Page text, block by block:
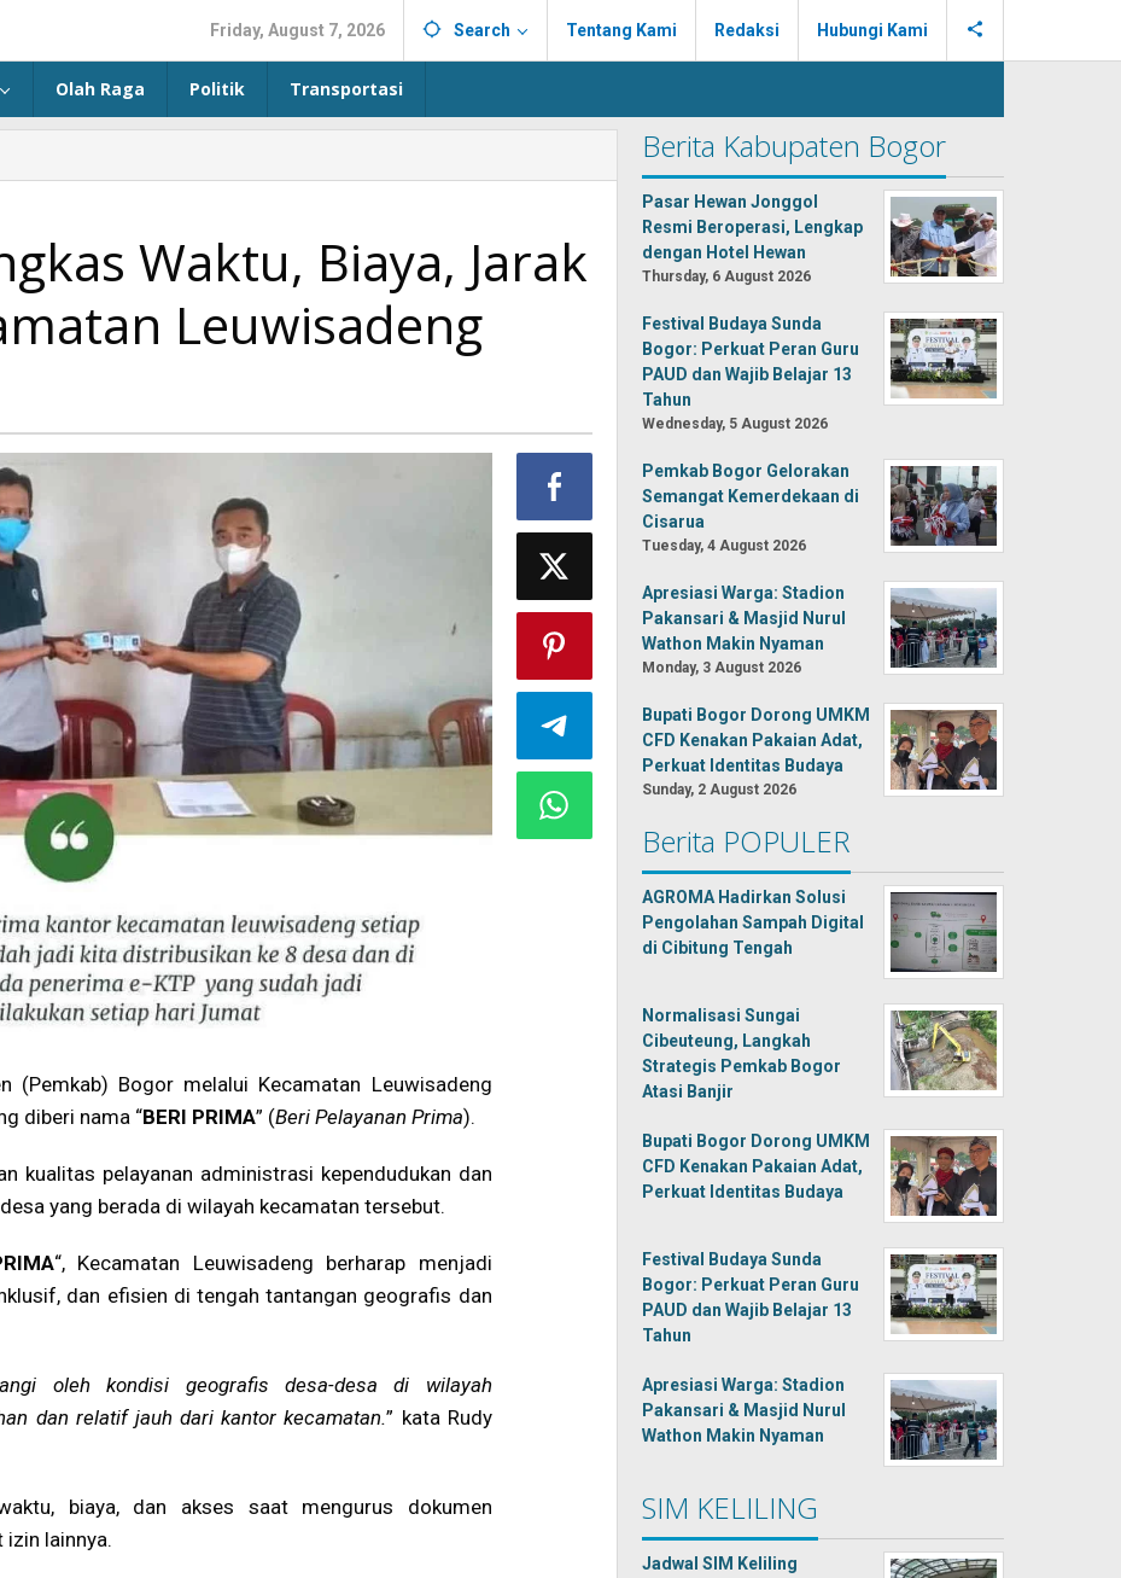
Friday, August 7, 2026 Search Tentang Kami Redaksi Hubungi Kami
Olah Raga Politik Transportasi
Waktu, Biaya, Jarak
Leuwisadeng
(Pemkab) Bogor melalui Kecamatan Leuwisadeng
diberi nama “BERI PRIMA” (Beri Pelayanan Prima).
kualitas pelayanan administrasi kependudukan dan
yang berada di wilayah kecamatan tersebut.
“, Kecamatan Leuwisadeng berharap menjadi
dan efisien di tengah tantangan geografis dan
oleh kondisi geografis desa-desa di wilayah
dan relatif jauh dari kantor kecamatan.” kata Rudy
biaya, dan akses saat mengurus dokumen
izin lainnya.
Berita Kabupaten Bogor
Pasar Hewan Jonggol
Resmi Beroperasi, Lengkap
dengan Hotel Hewan
Thursday, 6 August 2026
Festival Budaya Sunda
Bogor: Perkuat Peran Guru
PAUD dan Wajib Belajar 13
Tahun
Wednesday, 5 August 2026
Pemkab Bogor Gelorakan
Semangat Kemerdekaan di
Cisarua
Tuesday, 4 August 2026
Apresiasi Warga: Stadion
Pakansari & Masjid Nurul
Wathon Makin Nyaman
Monday, 3 August 2026
Bupati Bogor Dorong UMKM
CFD Kenakan Pakaian Adat,
Perkuat Identitas Budaya
Sunday, 2 August 2026
Berita POPULER
AGROMA Hadirkan Solusi
Pengolahan Sampah Digital
di Cibitung Tengah
Normalisasi Sungai
Cibeuteung, Langkah
Strategis Pemkab Bogor
Atasi Banjir
Bupati Bogor Dorong UMKM
CFD Kenakan Pakaian Adat,
Perkuat Identitas Budaya
Festival Budaya Sunda
Bogor: Perkuat Peran Guru
PAUD dan Wajib Belajar 13
Tahun
Apresiasi Warga: Stadion
Pakansari & Masjid Nurul
Wathon Makin Nyaman
SIM KELILING
Jadwal SIM Keliling